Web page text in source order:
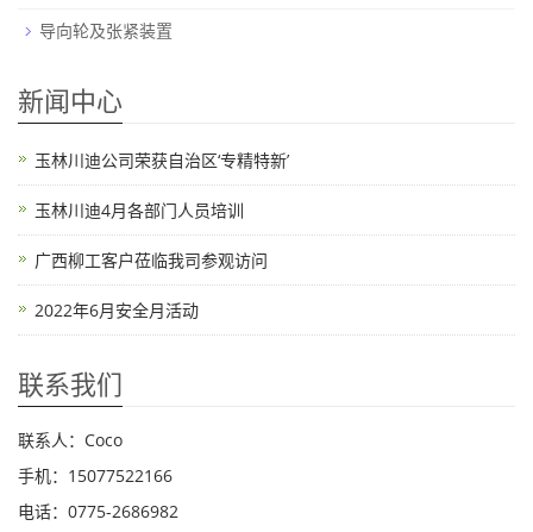
导向轮及张紧装置
新闻中心
玉林川迪公司荣获自治区‘专精特新’
玉林川迪4月各部门人员培训
广西柳工客户莅临我司参观访问
2022年6月安全月活动
联系我们
联系人：Coco
手机：15077522166
电话：0775-2686982